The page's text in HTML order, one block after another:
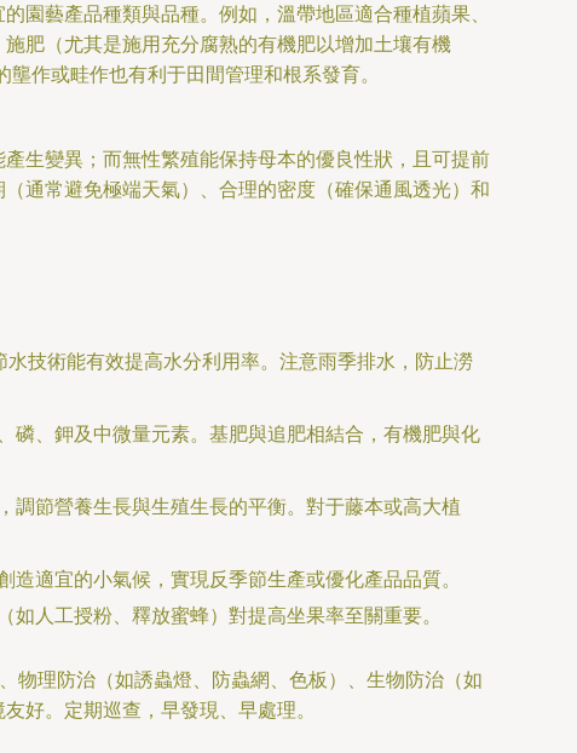
園藝產品種類與品種。例如，溫帶地區適合種植蘋果、
肥（尤其是施用充分腐熟的有機肥以增加土壤有機
作或畦作也有利于田間管理和根系發育。
生變異；而無性繁殖能保持母本的優良性狀，且可提前
通常避免極端天氣）、合理的密度（確保通風透光）和
技術能有效提高水分利用率。注意雨季排水，防止澇
磷、鉀及中微量元素。基肥與追肥相結合，有機肥與化
調節營養生長與生殖生長的平衡。對于藤本或高大植
適宜的小氣候，實現反季節生產或優化產品品質。
人工授粉、釋放蜜蜂）對提高坐果率至關重要。
物理防治（如誘蟲燈、防蟲網、色板）、生物防治（如
好。定期巡查，早發現、早處理。